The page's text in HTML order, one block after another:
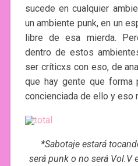
sucede en cualquier
un ambiente punk, en un
libre de esa mierda.
dentro de estos
ser críticxs con eso, de
que hay gente que
concienciada de ello y eso
*Sabotaje estará
será punk o no será Vol.V